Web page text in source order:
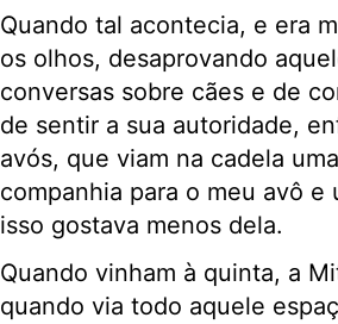
Quando tal acontecia, e era
os olhos, desaprovando
conversas sobre cães e de
de sentir a sua autoridade,
avós, que viam na cadela
companhia para o meu avô
isso gostava menos dela.
Quando vinham à quinta, a
quando via todo aquele